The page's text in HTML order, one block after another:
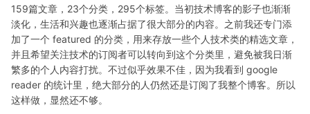
159篇文章，23个分类，295个标签。当初技术博客的影子也渐渐
淡化，生活和兴趣也逐渐占据了很大部分的内容。之前我还专门添
加了一个 featured 的分类，用来存放一些个人技术类的精选文章，
并且希望关注技术的订阅者可以转向到这个分类里，避免被我日渐
繁多的个人内容打扰。不过似乎效果不佳，因为我看到 google
reader 的统计里，绝大部分的人仍然还是订阅了我整个博客。所以
这样做，显然还不够。